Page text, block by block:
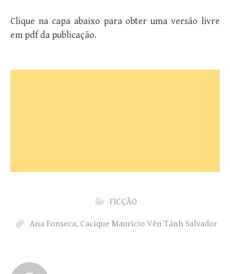
Clique na capa abaixo para obter uma versão livre
em pdf da publicação.
FICÇÃO
Ana Fonseca, Cacique Mauricio Vên Tánh Salvador